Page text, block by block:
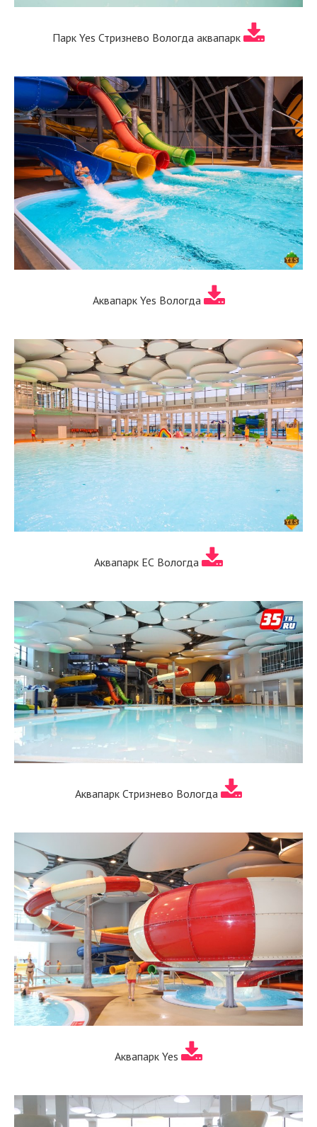
Парк Yes Стризнево Вологда аквапарк
Аквапарк Yes Вологда
Аквапарк ЕС Вологда
Аквапарк Стризнево Вологда
Аквапарк Yes